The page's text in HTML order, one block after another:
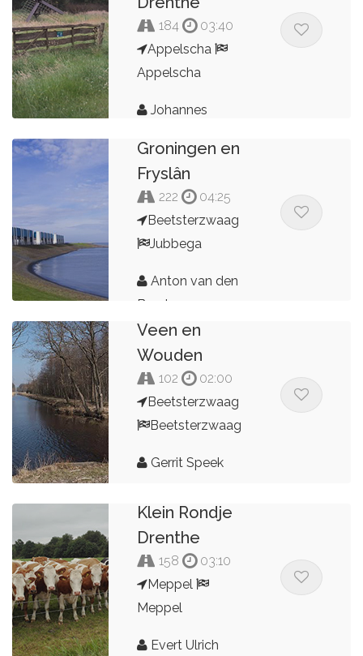
184
03:40
Appelscha
Appelscha
Johannes
Groningen en
Fryslân
222
04:25
Beetsterzwaag
Jubbega
Anton van den
Broek
Veen en
Wouden
102
02:00
Beetsterzwaag
Beetsterzwaag
Gerrit Speek
Klein Rondje
Drenthe
158
03:10
Meppel
Meppel
Evert Ulrich